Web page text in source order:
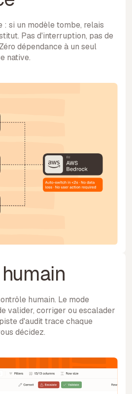
: si un modèle tombe, relais
Pas d'interruption, pas de
dépendance à un seul
native.
humain. Le mode
valider, corriger ou escalader
d'audit trace chaque
décidez.